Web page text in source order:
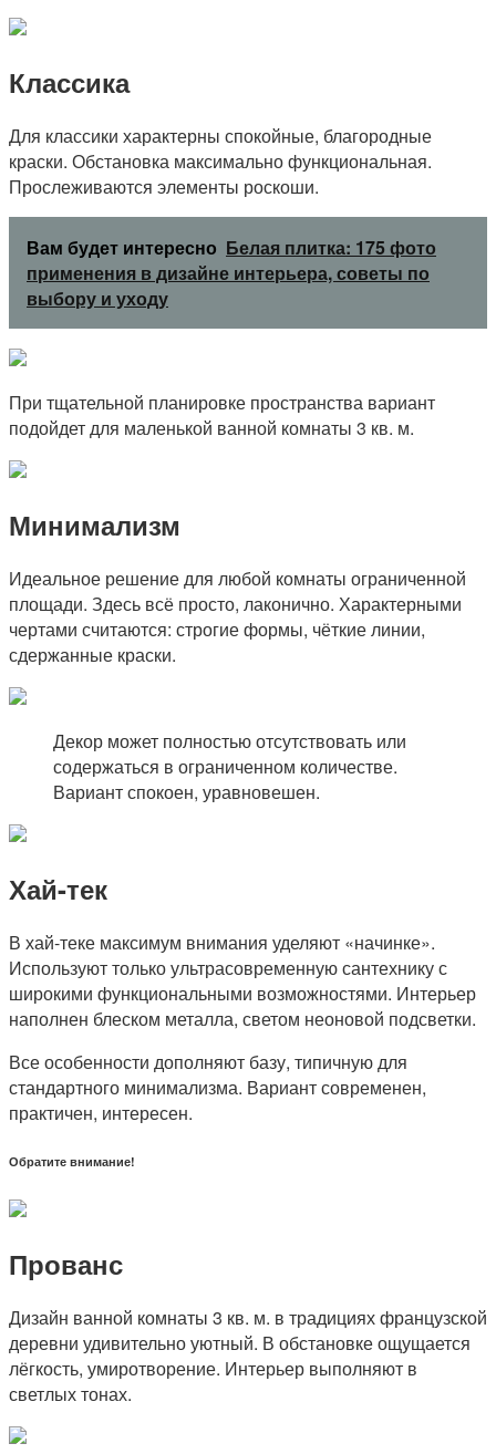
Классика
Для классики характерны спокойные, благородные
краски. Обстановка максимально функциональная.
Прослеживаются элементы роскоши.
Вам будет интересно Белая плитка: 175 фото
применения в дизайне интерьера, советы по
выбору и уходу
При тщательной планировке пространства вариант
подойдет для маленькой ванной комнаты 3 кв. м.
Минимализм
Идеальное решение для любой комнаты ограниченной
площади. Здесь всё просто, лаконично. Характерными
чертами считаются: строгие формы, чёткие линии,
сдержанные краски.
Декор может полностью отсутствовать или
содержаться в ограниченном количестве.
Вариант спокоен, уравновешен.
Хай-тек
В хай-теке максимум внимания уделяют «начинке».
Используют только ультрасовременную сантехнику с
широкими функциональными возможностями. Интерьер
наполнен блеском металла, светом неоновой подсветки.
Все особенности дополняют базу, типичную для
стандартного минимализма. Вариант современен,
практичен, интересен.
Обратите внимание!
Прованс
Дизайн ванной комнаты 3 кв. м. в традициях французской
деревни удивительно уютный. В обстановке ощущается
лёгкость, умиротворение. Интерьер выполняют в
светлых тонах.